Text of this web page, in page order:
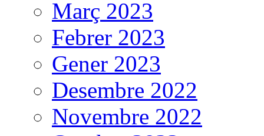
Març 2023
Febrer 2023
Gener 2023
Desembre 2022
Novembre 2022